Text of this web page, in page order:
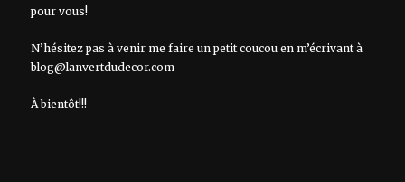
pour vous!
N’hésitez pas à venir me faire un petit coucou en m’écrivant à
blog@lanvertdudecor.com
À bientôt!!!